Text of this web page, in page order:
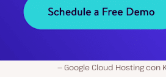
Google Cloud Hosting con